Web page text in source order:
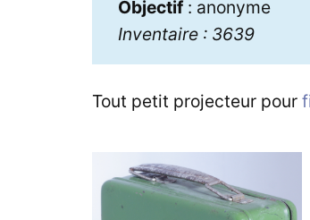
Objectif: anonyme
Inventaire : 3639
Tout petit projecteur pour